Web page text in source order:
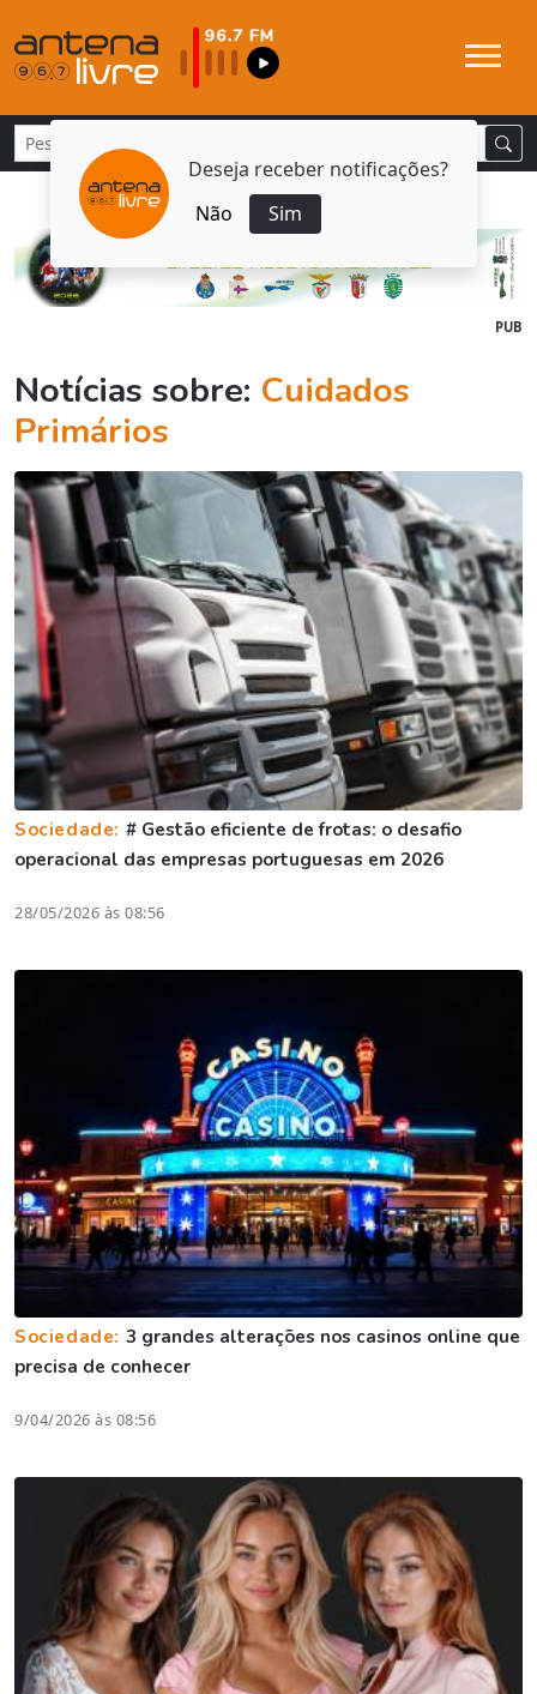
Deseja receber notificações?
Não
Sim
PUB
Notícias sobre: Cuidados
Primários
Sociedade: # Gestão eficiente de frotas: o desafio
operacional das empresas portuguesas em 2026
28/05/2026 às 08:56
Sociedade: 3 grandes alterações nos casinos online que
precisa de conhecer
9/04/2026 às 08:56